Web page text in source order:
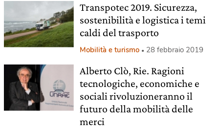
Transpotec 2019. Sicurezza,
sostenibilità e logistica i temi
caldi del trasporto
Mobilità e turismo 28 febbraio 2019
Alberto Clò, Rie. Ragioni
tecnologiche, economiche e
sociali rivoluzioneranno il
futuro della mobilità delle
merci